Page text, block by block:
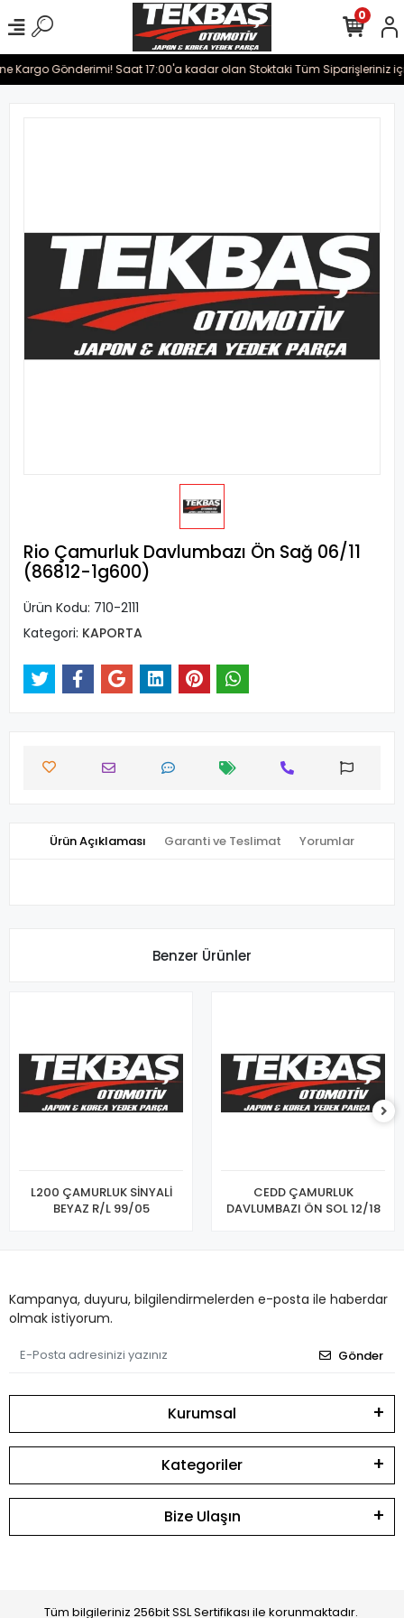
Kargo Gönderimi! Saat 17:00'a kadar olan Stoktaki Tüm Siparişleriniz
0
Rio Çamurluk Davlumbazı Ön Sağ 06/11
(86812-1g600)
Ürün Kodu: 710-2111
Kategori: KAPORTA
Ürün Açıklaması Garanti ve Teslimat Yorumlar
Benzer Ürünler
L200 ÇAMURLUK SİNYALİ
BEYAZ R/L 99/05
CEDD ÇAMURLUK
DAVLUMBAZI ÖN SOL 12/18
Kampanya, duyuru, bilgilendirmelerden e-posta ile haberdar
olmak istiyorum.
Gönder
Kurumsal
Kategoriler
Bize Ulaşın
Tüm bilgileriniz 256bit SSL Sertifikası ile korunmaktadır.